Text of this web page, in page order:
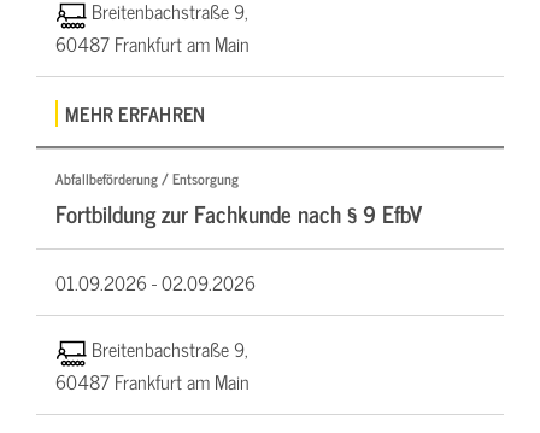
Breitenbachstraße 9,
60487 Frankfurt am Main
MEHR ERFAHREN
Abfallbeförderung / Entsorgung
Fortbildung zur Fachkunde nach § 9 EfbV
01.09.2026 -02.09.2026
Breitenbachstraße 9,
60487 Frankfurt am Main